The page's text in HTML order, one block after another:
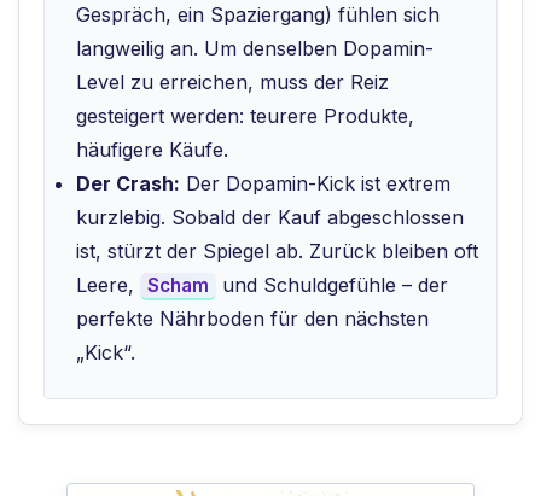
Gespräch, ein Spaziergang) fühlen sich
langweilig an. Um denselben Dopamin-
Level zu erreichen, muss der Reiz
gesteigert werden: teurere Produkte,
häufigere Käufe.
Der Crash: Der Dopamin-Kick ist extrem
kurzlebig. Sobald der Kauf abgeschlossen
ist, stürzt der Spiegel ab. Zurück bleiben oft
Leere,
Scham
und Schuldgefühle – der
perfekte Nährboden für den nächsten
„Kick“.